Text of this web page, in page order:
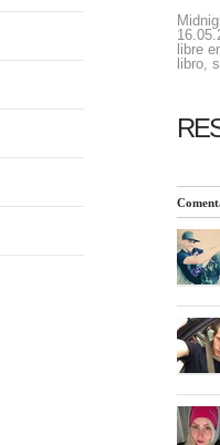
libre
libro,